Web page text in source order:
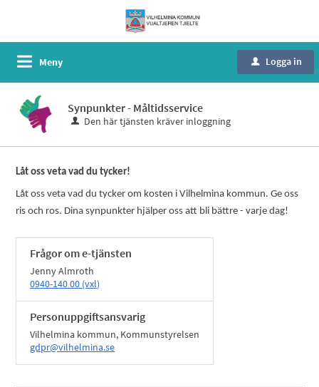
Meny u Logga in
Synpunkter - Måltidsservice
Den här tjänsten kräver inloggning
Låt oss veta vad du tycker!
Låt oss veta vad du tycker om kosten i Vilhelmina kommun. Ge oss
ris och ros. Dina synpunkter hjälper oss att bli bättre - varje dag!
Frågor om e-tjänsten
Jenny Almroth
0940-140 00 (vxl)
Personuppgiftsansvarig
Vilhelmina kommun, Kommunstyrelsen
gdpr@vilhelmina.se